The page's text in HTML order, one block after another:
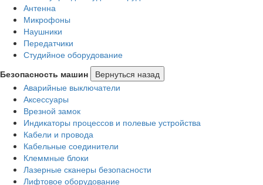
Антенна
Микрофоны
Наушники
Передатчики
Студийное оборудование
Безопасность машин
Вернуться назад
Аварийные выключатели
Аксессуары
Врезной замок
Индикаторы процессов и полевые устройства
Кабели и провода
Кабельные соединители
Клеммные блоки
Лазерные сканеры безопасности
Лифтовое оборудование